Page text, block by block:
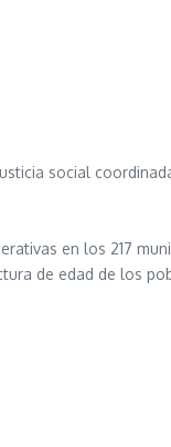
social
en los 217
de edad de los